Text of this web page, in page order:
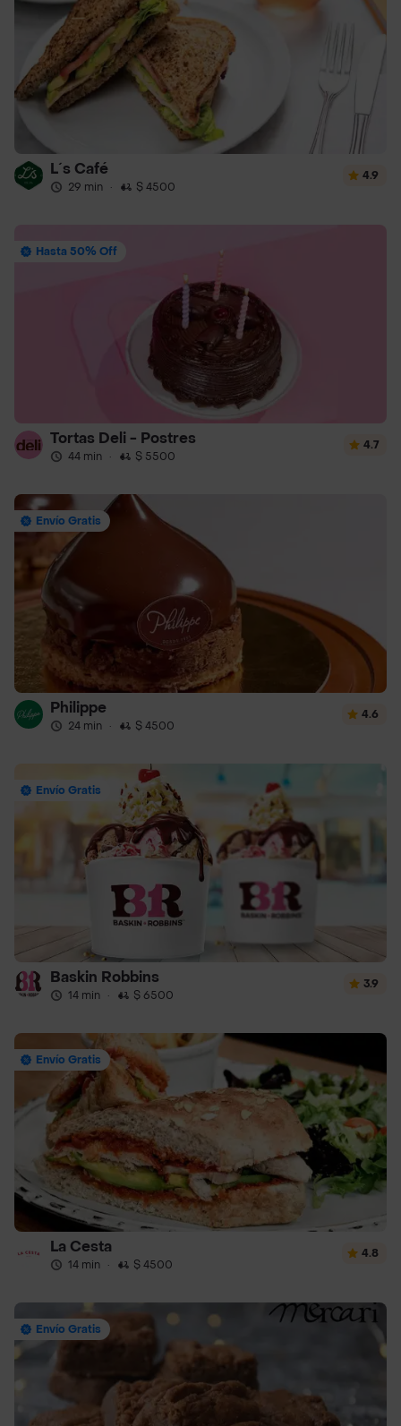
L´s Café
29 min · $ 4500
4.9
Hasta 50% Off
Tortas Deli - Postres
44 min · $ 5500
4.7
Envío Gratis
Philippe
24 min · $ 4500
4.6
Envío Gratis
Baskin Robbins
14 min · $ 6500
3.9
Envío Gratis
La Cesta
14 min · $ 4500
4.8
Envío Gratis